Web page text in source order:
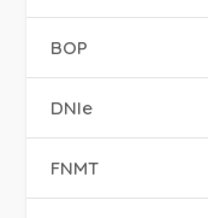
BOP
DNIe
FNMT